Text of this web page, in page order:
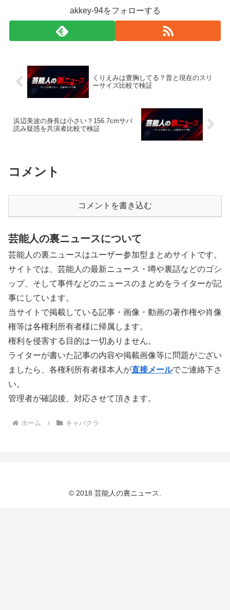
akkey-94をフォローする
くりえみは豊胸してる？昔と現在のスリ
ーサイズ比較で検証
浜辺美波の身長は小さい？156.7cmサバ
読み疑惑を共演者比較で検証
コメント
コメントを書き込む
芸能人の裏ニュースについて
芸能人の裏ニュースはユーザー参加型まとめサイトです。
サイトでは、芸能人の最新ニュース・噂や裏話などのゴシ
ップ、そして事件などのニュースのまとめをライターが記
事にしています。
当サイトで掲載している記事・画像・動画の著作権や肖像
権等は各権利所有者様に帰属します。
権利を侵害する目的は一切ありません。
ライターが書いた記事の内容や掲載画像等に問題がござい
ましたら、各権利所有者様本人が直接メールでご連絡下さ
い。
管理者が確認後、対応させて頂きます。
ホーム キャバクラ
© 2018 芸能人の裏ニュース.